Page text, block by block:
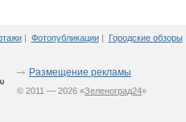
| Фотопубликации | Городские обзоры
Размещение рекламы
© 2011 — 2026 «Зеленоград24»